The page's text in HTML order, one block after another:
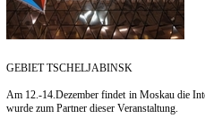
GEBIET TSCHELJABINSK
Am 12.-14.Dezember findet in Moskau die
wurde zum Partner dieser Veranstaltung.